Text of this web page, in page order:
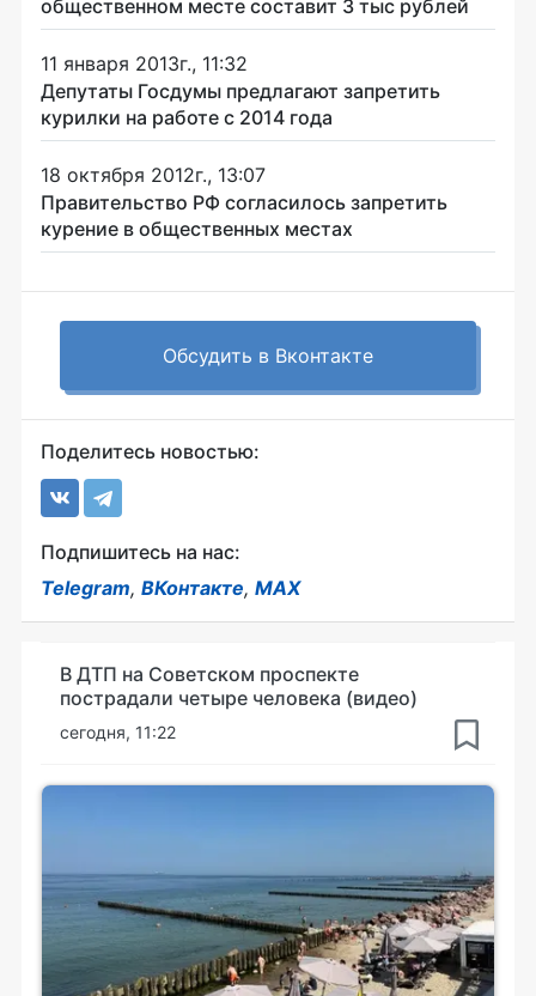
общественном месте составит 3 тыс рублей
11 января 2013г., 11:32
Депутаты Госдумы предлагают запретить
курилки на работе с 2014 года
18 октября 2012г., 13:07
Правительство РФ согласилось запретить
курение в общественных местах
Обсудить в Вконтакте
Поделитесь новостью:
Подпишитесь на нас:
Telegram, ВКонтакте, MAX
В ДТП на Советском проспекте
пострадали четыре человека (видео)
сегодня, 11:22